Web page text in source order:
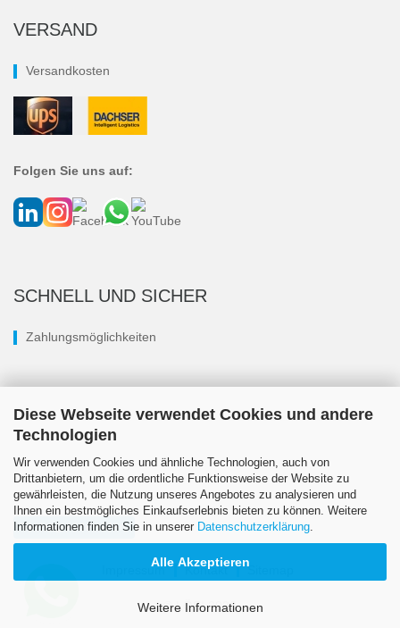
Diese Webseite verwendet Cookies und andere
Technologien
Wir verwenden Cookies und ähnliche Technologien, auch von
Drittanbietern, um die ordentliche Funktionsweise der Website zu
gewährleisten, die Nutzung unseres Angebotes zu analysieren und
Ihnen ein bestmögliches Einkaufserlebnis bieten zu können. Weitere
Informationen finden Sie in unserer Datenschutzerklärung.
Alle Akzeptieren
Weitere Informationen
VERSAND
Versandkosten
Folgen Sie uns auf:
SCHNELL UND SICHER
Zahlungsmöglichkeiten
Vertrag widerrufen
Impressum Kontakt Sitemap
© LÖSI 2026